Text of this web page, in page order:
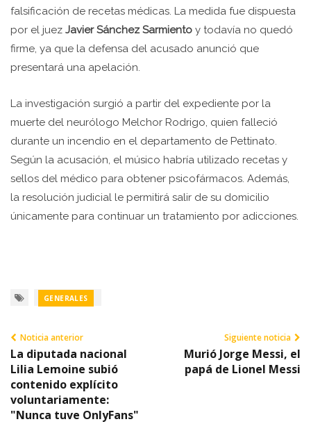
falsificación de recetas médicas. La medida fue dispuesta
por el juez Javier Sánchez Sarmiento y todavía no quedó
firme, ya que la defensa del acusado anunció que
presentará una apelación.
La investigación surgió a partir del expediente por la
muerte del neurólogo Melchor Rodrigo, quien falleció
durante un incendio en el departamento de Pettinato.
Según la acusación, el músico habría utilizado recetas y
sellos del médico para obtener psicofármacos. Además,
la resolución judicial le permitirá salir de su domicilio
únicamente para continuar un tratamiento por adicciones.
GENERALES
Noticia anterior
La diputada nacional
Lilia Lemoine subió
contenido explícito
voluntariamente:
"Nunca tuve OnlyFans"
Siguiente noticia
Murió Jorge Messi, el
papá de Lionel Messi